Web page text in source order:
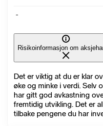
-
Risikoinformasjon om
Det er viktig at du er klar
øke og minke i verdi. Selv
har gitt god avkastning
fremtidig utvikling. Det er
tilbake pengene du har